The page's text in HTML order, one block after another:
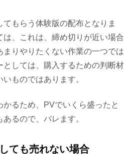
もらう体験版の配布となりま
、これは、締め切りが近い場合
まりやりたくない作業の一つでは
としては、購入するための判断材
ものではあります。
るため、PVでいくら盛ったと
るので、バレます。
ても売れない場合